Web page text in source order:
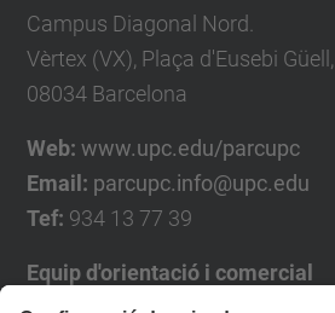
Campus Diagonal Nord.
Vèrtex (VX), Plaça d'Eusebi
08034 Barcelona
Web: www.upc.edu/parcupc
Email: parcupc.info@upc.edu
Tef: 934 13 77 39
Equip d'orientació i comercial